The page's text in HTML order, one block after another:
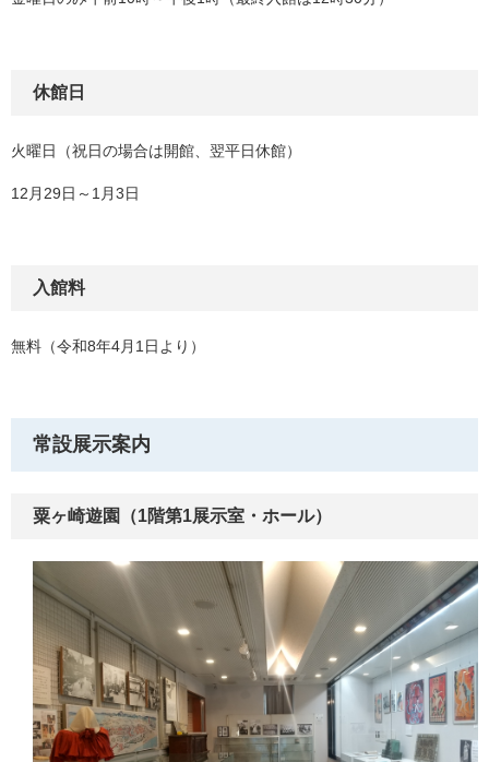
休館日
火曜日（祝日の場合は開館、翌平日休館）
12月29日～1月3日
入館料
無料（令和8年4月1日より）
常設展示案内
粟ヶ崎遊園（1階第1展示室・ホール）